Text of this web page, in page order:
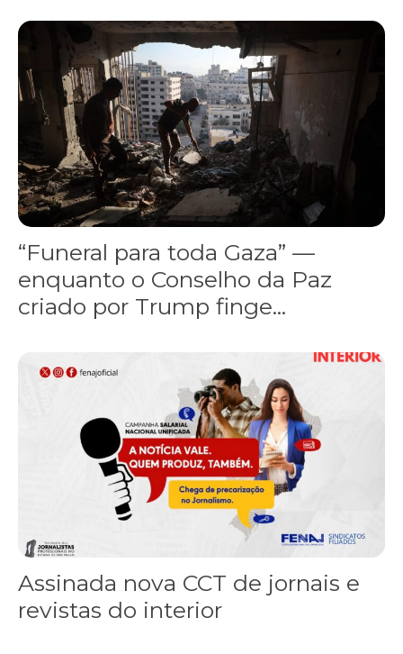
“Funeral para toda Gaza” — enquanto o Conselho da Paz
“Funeral para toda Gaza” —
enquanto o Conselho da Paz
criado por Trump finge...
Assinada nova CCT de jornais e revistas do interior
Assinada nova CCT de jornais e
revistas do interior